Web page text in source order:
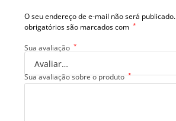
O seu endereço de e-mail não será publicado.
obrigatórios são marcados com *
Sua avaliação *
Sua avaliação sobre o produto *